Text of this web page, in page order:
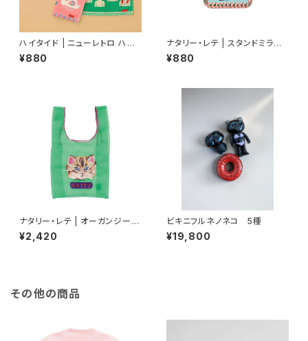
ハイタイド | ニューレトロ ハン
ドタオル | Hand Towel
¥880
ナタリー・レテ | スタンドミラー
S 庭師ウサギ | Stand Mirror
S Gardener rabbit
¥880
ナタリー・レテ | オーガンジーバ
ッグ S ブルーアイ | Organdy
Bag S Blue eye
¥2,420
ビキニフルネノネコ 5種
¥19,800
その他の商品